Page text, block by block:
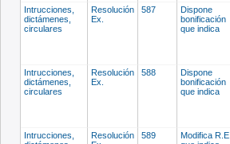
Intrucciones,
dictámenes,
circulares
Resolución
Ex.
587
Dispone
bonificación
que indica
Intrucciones,
dictámenes,
circulares
Resolución
Ex.
588
Dispone
bonificación
que indica
Intrucciones,
Resolución
589
Modifica R.E.